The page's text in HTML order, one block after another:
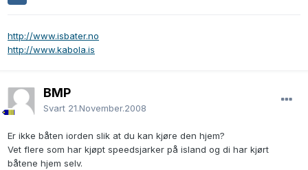
http://www.isbater.no
http://www.kabola.is
BMP
Svart 21.November.2008
Er ikke båten iorden slik at du kan kjøre den hjem?
Vet flere som har kjøpt speedsjarker på island og di har kjørt
båtene hjem selv.